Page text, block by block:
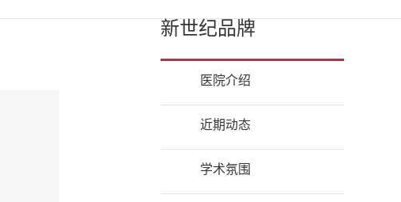
新世纪品牌
医院介绍
近期动态
学术氛围